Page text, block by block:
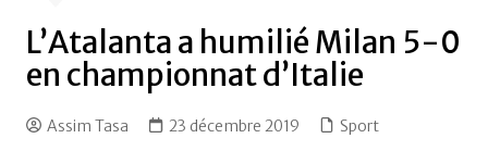
L’Atalanta a humilié Milan 5-0
en championnat d’Italie
Assim Tasa 23 décembre 2019 Sport